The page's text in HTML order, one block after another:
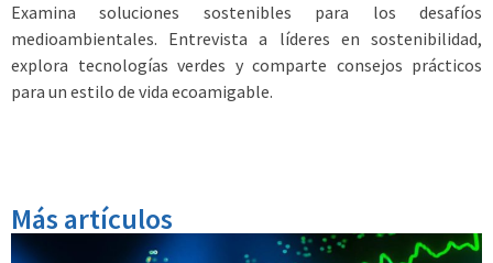
Examina soluciones sostenibles para los desafíos
medioambientales. Entrevista a líderes en sostenibilidad,
explora tecnologías verdes y comparte consejos prácticos
para un estilo de vida ecoamigable.
Más artículos